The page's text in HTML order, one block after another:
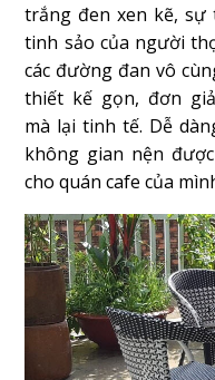
trắng đen xen kẽ, sự
tinh sảo của người
các đường đan vô
thiết kế gọn, đơn
mà lại tinh tế. Dễ
không gian nện
cho quán cafe của